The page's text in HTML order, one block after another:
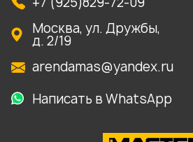
Москва, ул. Дружбы,
д. 2/19
arendamas@yandex.ru
Написать в WhatsApp